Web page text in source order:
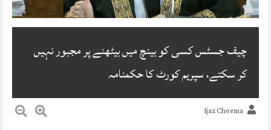
چیف جسٹس کسی کو بینچ میں بیٹھنے پر مجبور نہیں
کر سکتے، سپریم کورٹ کا حکمنامہ
Ijaz Cheema